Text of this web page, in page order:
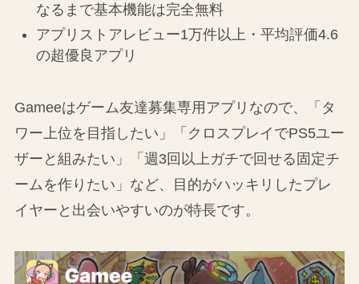
なるまで基本機能は完全無料
アプリストアレビュー1万件以上・平均評価4.6
の超優良アプリ
Gameeはゲーム友達募集専用アプリなので、「タ
ワー上位を目指したい」「クロスプレイでPS5ユー
ザーと組みたい」「週3回以上ガチで回せる固定チ
ームを作りたい」など、目的がハッキリしたプレ
イヤーと出会いやすいのが特長です。